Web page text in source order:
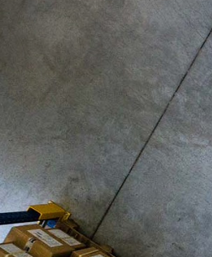
Business-Lösungen
Logistiklösungen
E-Commerce
Drucklösungen
Marketinglösungen
Postservices